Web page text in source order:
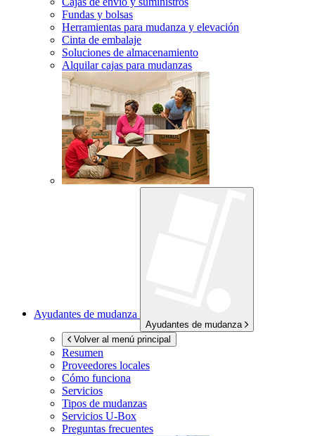
Fundas y bolsas
Herramientas para mudanza y elevación
Cinta de embalaje
Soluciones de almacenamiento
Alquilar cajas para mudanzas
Ayudantes de mudanza
Ayudantes de mudanza
Volver al menú principal
Resumen
Proveedores locales
Cómo funciona
Servicios
Tipos de mudanzas
Servicios U-Box
Preguntas frecuentes